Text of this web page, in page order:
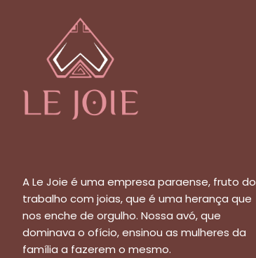
A Le Joie é uma empresa paraense, fruto do
trabalho com joias, que é uma herança que
nos enche de orgulho. Nossa avó, que
dominava o ofício, ensinou as mulheres da
família a fazerem o mesmo.